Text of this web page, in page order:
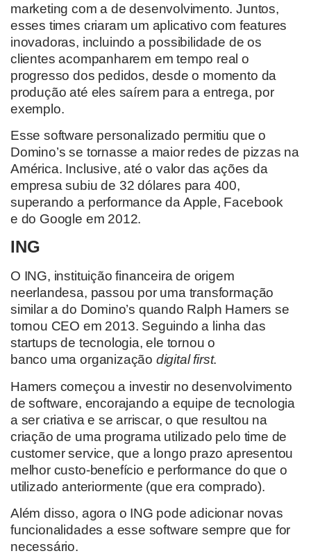
marketing com a de desenvolvimento. Juntos,
esses times criaram um aplicativo com features
inovadoras, incluindo a possibilidade de os
clientes acompanharem em tempo real o
progressodos pedidos, desde o momento da
produção até eles saírem para a entrega, por
exemplo.
Esse software personalizado permitiu que o
Domino’s se tornasse a maior redes de pizzas na
América. Inclusive, até o valor das ações da
empresa subiu de 32 dólares para 400,
superando a performance da Apple, Facebook
e do Google em 2012.
ING
O ING, instituição financeirade origem
neerlandesa, passou por uma transformação
similara do Domino’s quando Ralph Hamers se
tornou CEO em 2013. Seguindo a linha das
startups de tecnologia, ele tornou o
banco umaorganização digitalfirst.
Hamers começou a investir no desenvolvimento
de software, encorajandoa equipe de tecnologia
a ser criativa e se arriscar, o que resultou na
criação de uma programa utilizado pelo time de
customerservice, que a longo prazo apresentou
melhor custo-benefício e performance do que o
utilizado anteriormente (que era comprado).
Além disso, agora o ING pode adicionar novas
funcionalidades a esse software sempre que for
necessário.